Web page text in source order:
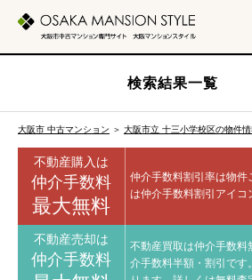
検索結果一覧
大阪市 中古マンション ＞ 大阪市立 十三小学校区の物件情
不動産購入は
仲介手数料
最大無料
仲介手数料割引率は物件
は仲介手数料割引アイコ
不動産売却は
仲介手数料
不動産買取は仲介手数料
介手数料半額・割引です。